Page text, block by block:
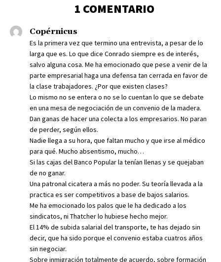
1 COMENTARIO
Copérnicus
Es la primera vez que termino una entrevista, a pesar de lo
larga que es. Lo que dice Conrado siempre es de interés,
salvo alguna cosa. Me ha emocionado que pese a venir de la
parte empresarial haga una defensa tan cerrada en favor de
la clase trabajadores. ¿Por que existen clases?
Lo mismo no se entera o no se lo cuentan lo que se debate
en una mesa de negociación de un convenio de la madera.
Dan ganas de hacer una colecta a los empresarios. No paran
de perder, según ellos.
Nadie llega a su hora, que faltan mucho y que irse al médico
para qué. Mucho absentismo, mucho…
Si las cajas del Banco Popular la tenían llenas y se quejaban
de no ganar.
Una patronal cicatera a más no poder. Su teoría llevada a la
practica es ser competitivos a base de bajos salarios.
Me ha emocionado los palos que le ha dedicado a los
sindicatos, ni Thatcher lo hubiese hecho mejor.
El 14% de subida salarial del transporte, te has dejado sin
decir, que ha sido porque el convenio estaba cuatros años
sin negociar.
Sobre inmigración totalmente de acuerdo, sobre formación